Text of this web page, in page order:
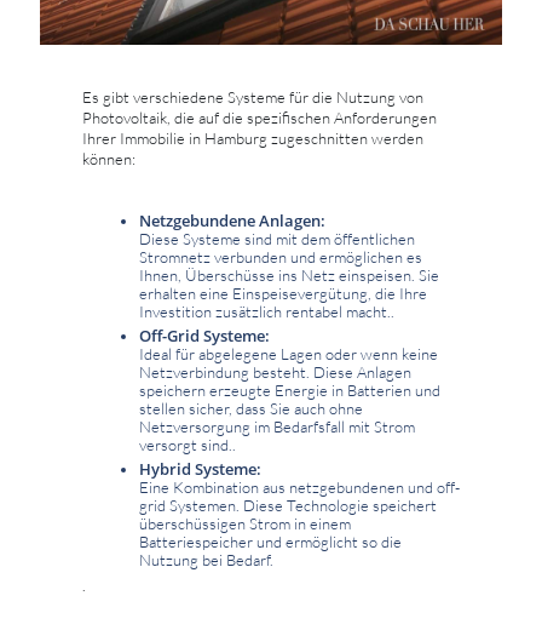
Es gibt verschiedene Systeme für die Nutzung von
Photovoltaik, die auf die spezifischen Anforderungen
Ihrer Immobilie in Hamburg zugeschnitten werden
können:
Netzgebundene Anlagen:
Diese Systeme sind mit dem öffentlichen
Stromnetz verbunden und ermöglichen es
Ihnen, Überschüsse ins Netz einspeisen. Sie
erhalten eine Einspeisevergütung, die Ihre
Investition zusätzlich rentabel macht..
Off-Grid Systeme:
Ideal für abgelegene Lagen oder wenn keine
Netzverbindung besteht. Diese Anlagen
speichern erzeugte Energie in Batterien und
stellen sicher, dass Sie auch ohne
Netzversorgung im Bedarfsfall mit Strom
versorgt sind..
Hybrid Systeme:
Eine Kombination aus netzgebundenen und off-
grid Systemen. Diese Technologie speichert
überschüssigen Strom in einem
Batteriespeicher und ermöglicht so die
Nutzung bei Bedarf.